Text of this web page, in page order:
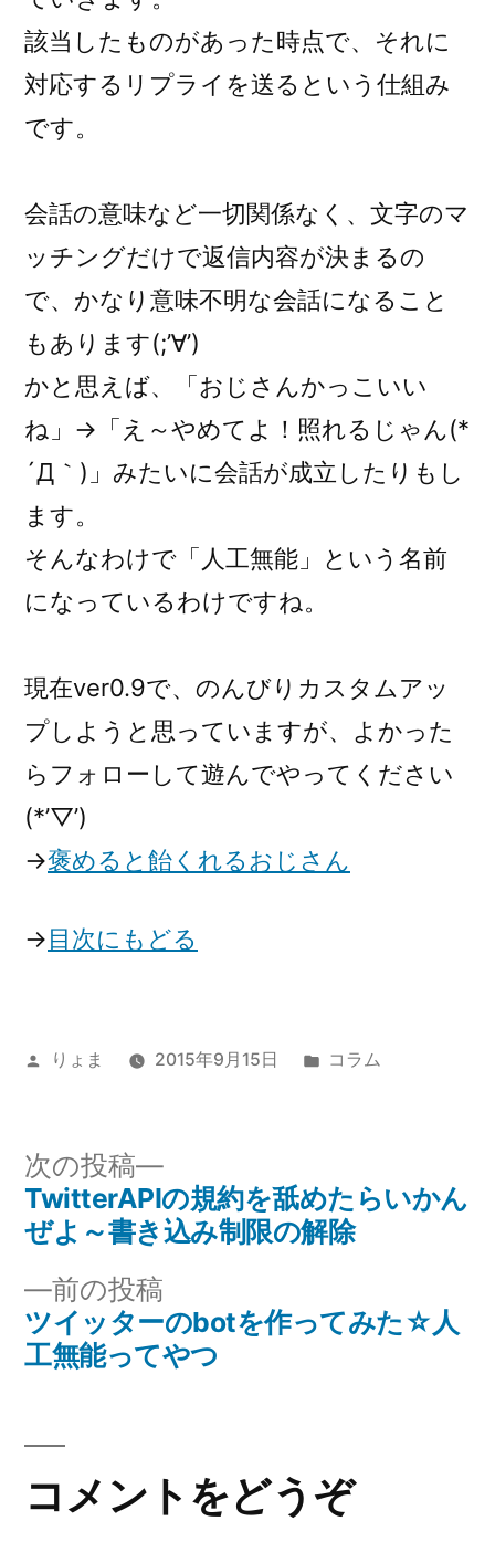
該当したものがあった時点で、それに
対応するリプライを送るという仕組み
です。
会話の意味など一切関係なく、文字のマ
ッチングだけで返信内容が決まるの
で、かなり意味不明な会話になること
もあります(;’∀’)
かと思えば、「おじさんかっこいい
ね」→「え～やめてよ！照れるじゃん(*
´Д｀)」みたいに会話が成立したりもし
ます。
そんなわけで「人工無能」という名前
になっているわけですね。
現在ver0.9で、のんびりカスタムアッ
プしようと思っていますが、よかった
らフォローして遊んでやってください
(*’▽’)
→褒めると飴くれるおじさん
→目次にもどる
投
りょま 2015年9月15日
カ
ー:
コラム
投
ナ
ビ
シ
前の投稿
の
投
ツイッターのbotを作ってみた☆人
工無能ってやつ
次の投稿
次
の
投
TwitterAPIの規約を舐めたらいかん
ぜよ～書き込み制限の解除
コメントをどうぞ